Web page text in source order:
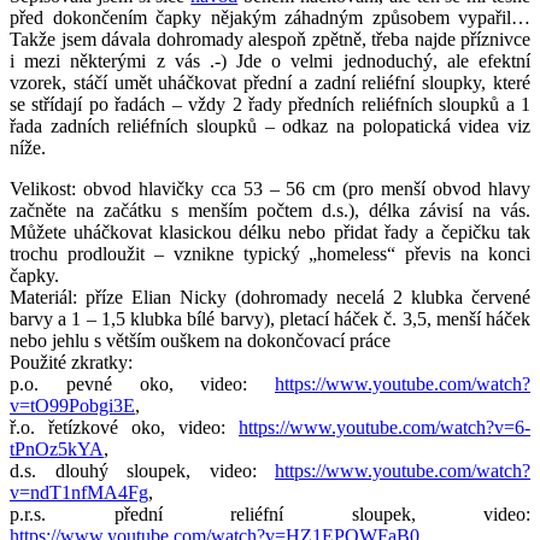
před dokončením čapky nějakým záhadným způsobem vypařil…
Takže jsem dávala dohromady alespoň zpětně, třeba najde příznivce
i mezi některými z vás .-) Jde o velmi jednoduchý, ale efektní
vzorek, stáčí umět uháčkovat přední a zadní reliéfní sloupky, které
se střídají po řadách – vždy 2 řady předních reliéfních sloupků a 1
řada zadních reliéfních sloupků – odkaz na polopatická videa viz
níže.
Velikost: obvod hlavičky cca 53 – 56 cm (pro menší obvod hlavy
začněte na začátku s menším počtem d.s.), délka závisí na vás.
Můžete uháčkovat klasickou délku nebo přidat řady a čepičku tak
trochu prodloužit – vznikne typický „homeless“ převis na konci
čapky.
Materiál: příze Elian Nicky (dohromady necelá 2 klubka červené
barvy a 1 – 1,5 klubka bílé barvy), pletací háček č. 3,5, menší háček
nebo jehlu s větším ouškem na dokončovací práce
Použité zkratky:
p.o. pevné oko, video: https://www.youtube.com/watch?
v=tO99Pobgi3E,
ř.o. řetízkové oko, video: https://www.youtube.com/watch?v=6-
tPnOz5kYA,
d.s. dlouhý sloupek, video: https://www.youtube.com/watch?
v=ndT1nfMA4Fg,
p.r.s. přední reliéfní sloupek, video: